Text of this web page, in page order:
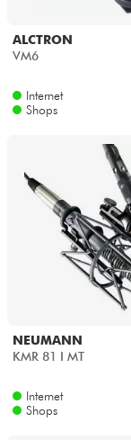
ALCTRON
VM6
Internet
Shops
NEUMANN
KMR 81 I MT
Internet
Shops